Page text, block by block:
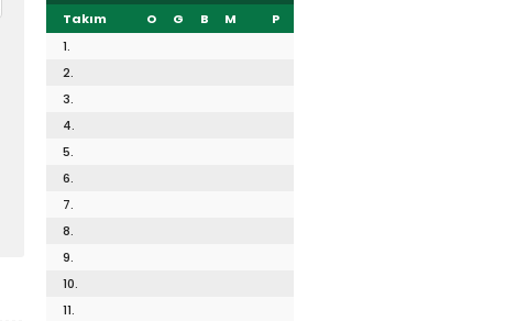
Takım O G B M
P
1.
2.
3.
4.
5.
6.
7.
8.
9.
10.
11.